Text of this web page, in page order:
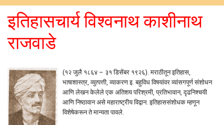
इतिहासचार्य विश्वनाथ काशीनाथ
राजवाडे
(१२ जुलै १८६४ – ३१ डिसेंबर १९२६). मराठीतून इतिहास,
भाषाशास्त्र, व्युत्पत्ती, व्याकरण इ. बहुविध विषयांवर व्यांसगपूर्ण संशोधन
आणि लेखन केलेले एक अतिशय परिश्रमी, प्रतिभावान, दृढनिश्‍चयी
आणि निष्ठावान असे महाराष्ट्रीय विद्वान. इतिहाससंशोधक म्हणून
विशेषेकरून ते मान्यता पावले.